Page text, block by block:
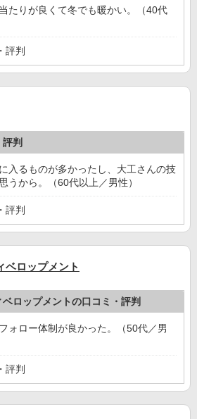
たりが良くて冬でも暖かい。（40代
評判
判
入るものが多かったし、大工さんの技
うから。（60代以上／男性）
評判
ベロップメント
ロップメントの口コミ・評判
ォロー体制が良かった。（50代／男
評判